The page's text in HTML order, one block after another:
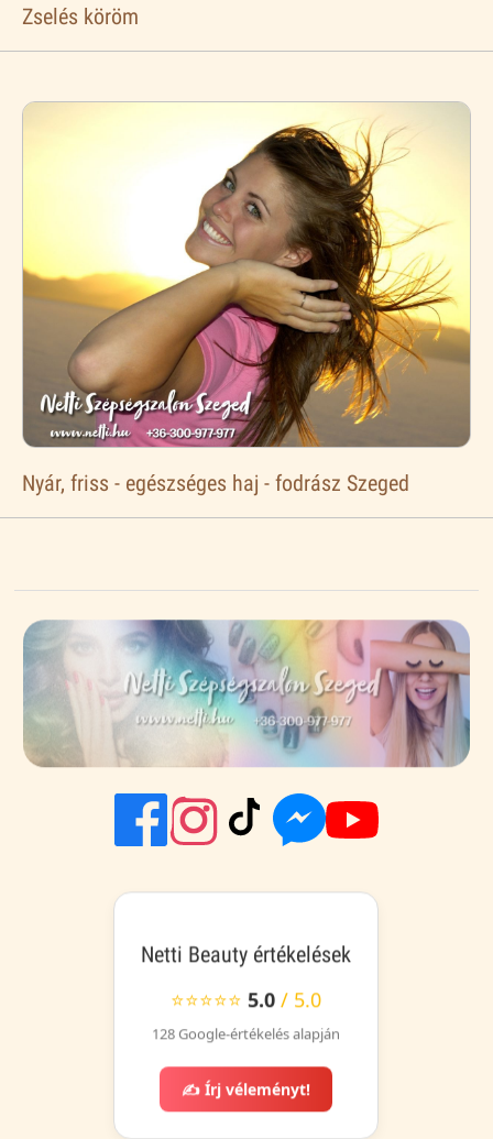
Zselés köröm
Nyár, friss - egészséges haj - fodrász Szeged
Netti Beauty értékelések
⭐⭐⭐⭐⭐5.0 / 5.0
128 Google-értékelés alapján
✍️ Írj véleményt!